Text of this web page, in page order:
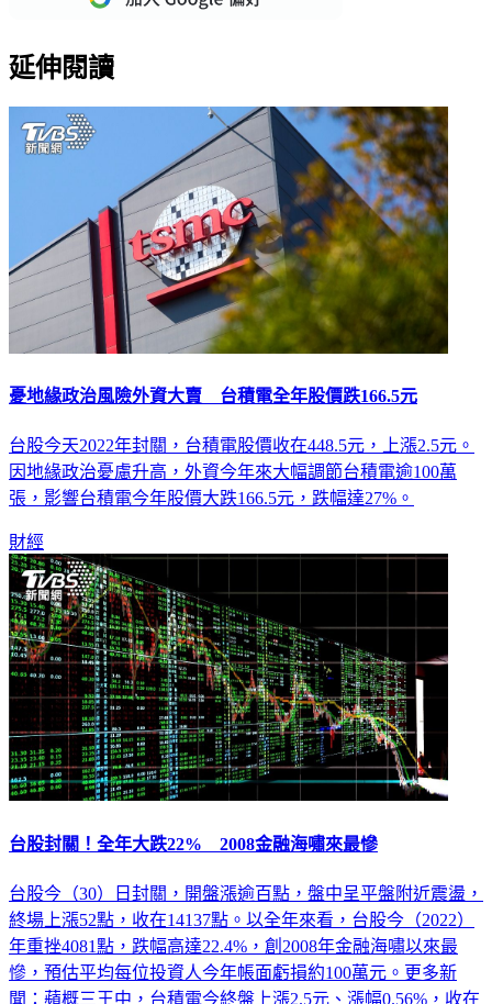
延伸閱讀
憂地緣政治風險外資大賣 台積電全年股價跌166.5元
台股今天2022年封關，台積電股價收在448.5元，上漲2.5元。
因地緣政治憂慮升高，外資今年來大幅調節台積電逾100萬
張，影響台積電今年股價大跌166.5元，跌幅達27%。
財經
台股封關！全年大跌22% 2008金融海嘯來最慘
台股今（30）日封關，開盤漲逾百點，盤中呈平盤附近震盪，
終場上漲52點，收在14137點。以全年來看，台股今（2022）
年重挫4081點，跌幅高達22.4%，創2008年金融海嘯以來最
慘，預估平均每位投資人今年帳面虧損約100萬元。更多新
聞：蘋概三王中，台積電今終盤上漲2.5元、漲幅0.56%，收在